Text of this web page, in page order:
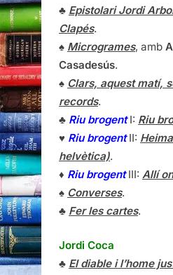
♣ Epistolari Jordi
Clapés.
♠ Microgrames, amb
Casadesús.
♠ Clars, aquest matí,
records.
♣ Riu brogentI: Riu
♥ Riu brogentII:
helvètica).
♦ Riu brogentIII: Allí
♠ Converses.
♣ Fer les cartes.
Jordi Coca
♣ El diable i l’home